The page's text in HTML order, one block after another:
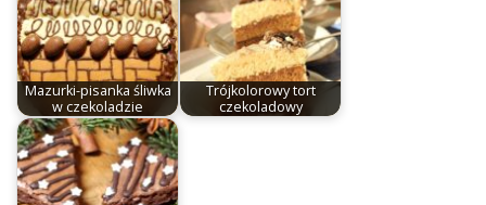
Mazurki-pisanka śliwka
w czekoladzie
Trójkolorowy tort
czekoladowy